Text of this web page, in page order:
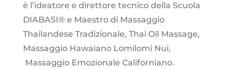
è l’ideatore e direttore tecnico della Scuola
DIABASI® e Maestro di Massaggio
Thailandese Tradizionale, Thai Oil Massage,
Massaggio Hawaiano Lomilomi Nui,
Massaggio Emozionale Californiano.